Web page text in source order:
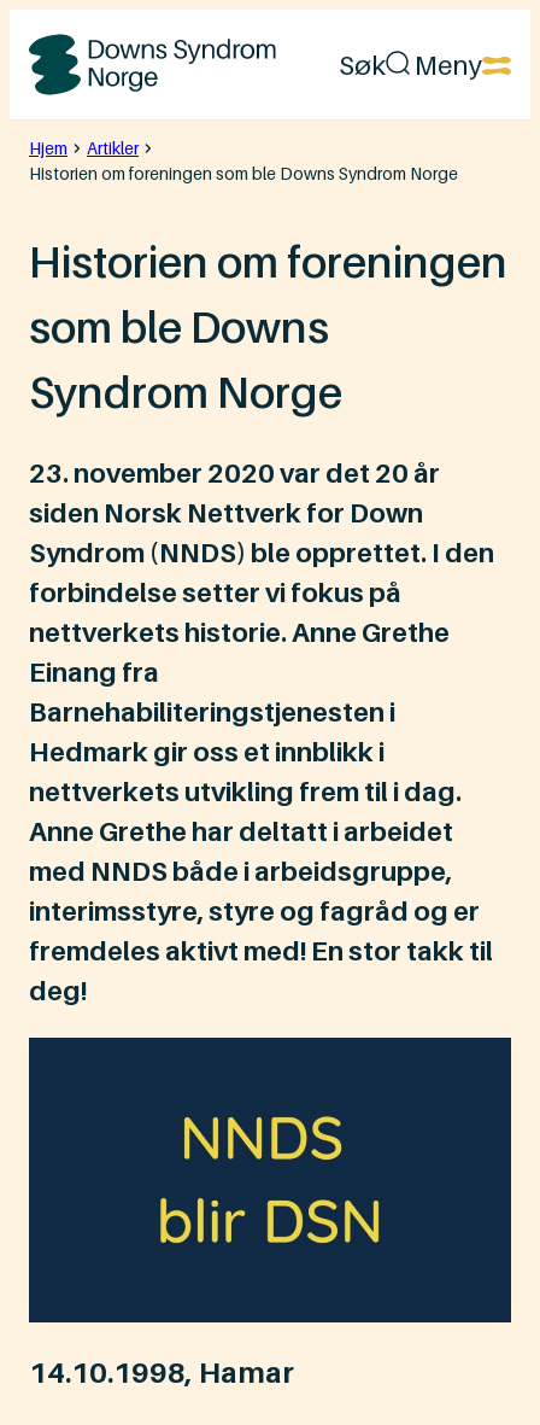
Hopp
Downs
Syndrom
Norge
Søk Meny
Hjem
Artikler
Historien om foreningen som ble Downs Syndrom Norge
Historien om foreningen
som ble Downs
Syndrom Norge
23. november 2020 var det 20 år
siden Norsk Nettverk for Down
Syndrom (NNDS) ble opprettet. I den
forbindelse setter vi fokus på
nettverkets historie. Anne Grethe
Einang fra
Barnehabiliteringstjenesten i
Hedmark gir oss et innblikk i
nettverkets utvikling frem til i dag.
Anne Grethe har deltatt i arbeidet
med NNDS både i arbeidsgruppe,
interimsstyre, styre og fagråd og er
fremdeles aktivt med! En stor takk til
deg!
14.10.1998, Hamar